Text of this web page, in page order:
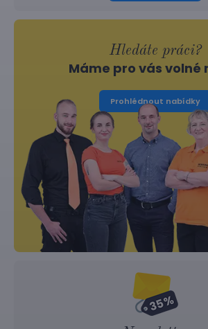
Hledáte práci?
Máme pro vás volné
Prohlédnout nabídky